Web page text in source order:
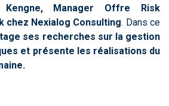
Manager Offre Risk
chez Nexialog Consulting. Dans ce
ses recherches sur la gestion
et présente les réalisations du